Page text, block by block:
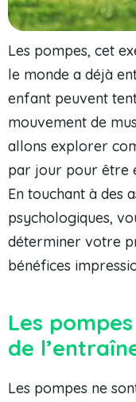
Les pompes, cet
le monde a déjà
enfant peuvent
mouvement de
allons explorer
par jour pour être
En touchant à des
psychologiques,
déterminer votre
bénéfices
Les
de
Les pompes ne